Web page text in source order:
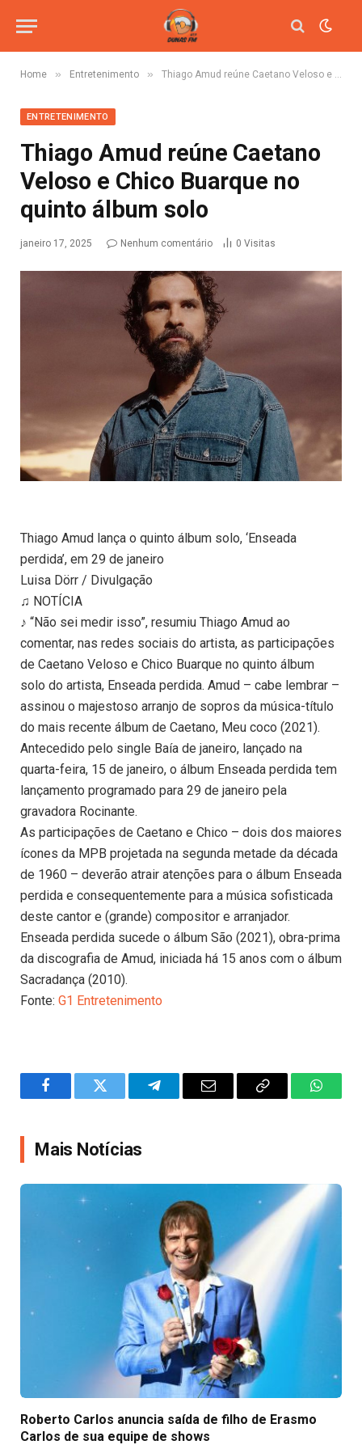
Home » Entretenimento » Thiago Amud reúne Caetano Veloso e Chico Buarque no quinto álbum solo
ENTRETENIMENTO
Thiago Amud reúne Caetano
Veloso e Chico Buarque no
quinto álbum solo
janeiro 17, 2025 Nenhum comentário 0 Visitas
Thiago Amud lança o quinto álbum solo, ‘Enseada
perdida’, em 29 de janeiro
Luisa Dörr / Divulgação
♫ NOTÍCIA
♪ “Não sei medir isso”, resumiu Thiago Amud ao
comentar, nas redes sociais do artista, as participações
de Caetano Veloso e Chico Buarque no quinto álbum
solo do artista, Enseada perdida. Amud – cabe lembrar –
assinou o majestoso arranjo de sopros da música-título
do mais recente álbum de Caetano, Meu coco (2021).
Antecedido pelo single Baía de janeiro, lançado na
quarta-feira, 15 de janeiro, o álbum Enseada perdida tem
lançamento programado para 29 de janeiro pela
gravadora Rocinante.
As participações de Caetano e Chico – dois dos maiores
ícones da MPB projetada na segunda metade da década
de 1960 – deverão atrair atenções para o álbum Enseada
perdida e consequentemente para a música sofisticada
deste cantor e (grande) compositor e arranjador.
Enseada perdida sucede o álbum São (2021), obra-prima
da discografia de Amud, iniciada há 15 anos com o álbum
Sacradança (2010).
Fonte: G1 Entretenimento
FacebookTwitter TelegramEmail
Copy
Mais Notícias
Roberto Carlos anuncia saída de filho de Erasmo
Carlos de sua equipe de shows